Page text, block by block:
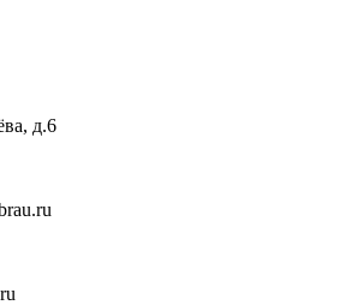
д.6